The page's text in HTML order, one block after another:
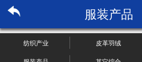
服装产品
纺织产业 皮革羽绒